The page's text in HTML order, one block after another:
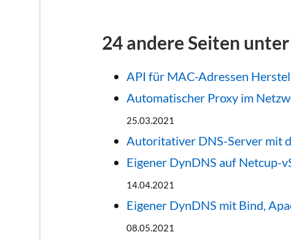
24 andere Seiten
API für MAC-Adressen
Automatischer Proxy im
25.03.2021
Autoritativer DNS-Server mit
Eigener DynDNS auf Netcup-
14.04.2021
Eigener DynDNS mit Bind,
08.05.2021